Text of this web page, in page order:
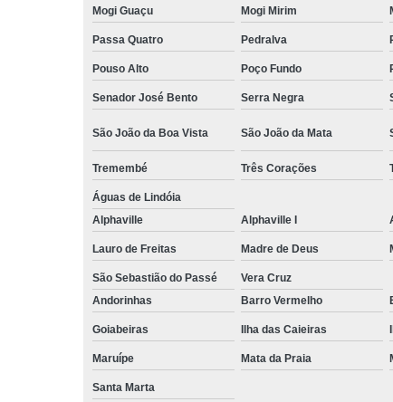
Mogi Guaçu Mogi Mirim
Passa Quatro Pedralva
Pouso Alto Poço Fundo
Senador José Bento Serra Negra
São João da Boa Vista São João da Mata
Tremembé Três Corações
Águas de Lindóia
Alphaville
Alphaville I
Lauro de Freitas Madre de Deus
São Sebastião do Passé
Vera Cruz
Andorinhas
Barro Vermelho
Goiabeiras Ilha das Caieiras
Maruípe Mata da Praia
Santa Marta